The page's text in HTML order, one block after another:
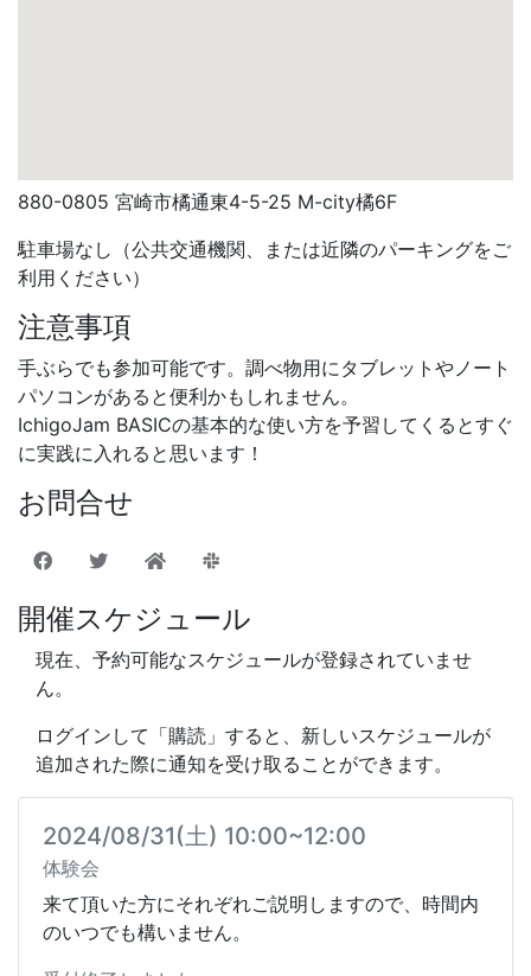
880-0805 宮崎市橘通東4-5-25 M-city橘6F
駐車場なし（公共交通機関、または近隣のパーキングをご
利用ください）
注意事項
手ぶらでも参加可能です。調べ物用にタブレットやノート
パソコンがあると便利かもしれません。
IchigoJam BASICの基本的な使い方を予習してくるとすぐ
に実践に入れると思います！
お問合せ
開催スケジュール
現在、予約可能なスケジュールが登録されていませ
ん。
ログインして「購読」すると、新しいスケジュールが
追加された際に通知を受け取ることができます。
2024/08/31(土) 10:00~12:00
体験会
来て頂いた方にそれぞれご説明しますので、時間内
のいつでも構いません。